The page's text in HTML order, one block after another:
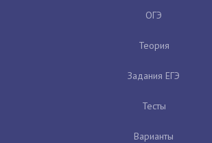
ОГЭ
Теория
Задания ЕГЭ
Тесты
Варианты